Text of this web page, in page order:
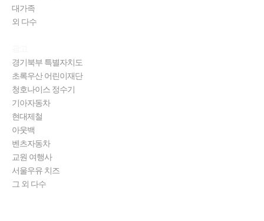
대가족
외 다수
경기북부 특별자치도
초록우산 어린이재단
청호나이스 정수기
기아자동차
현대제철
아웃백
벤츠자동차
교원 여행사
서울우유 치즈
그 외 다수